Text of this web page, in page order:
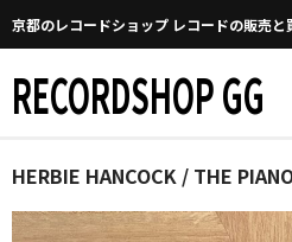
京都のレコードショップ レコードの販売と
RECORDSHOP GG
Home
マイページ
HERBIE HANCOCK / THE